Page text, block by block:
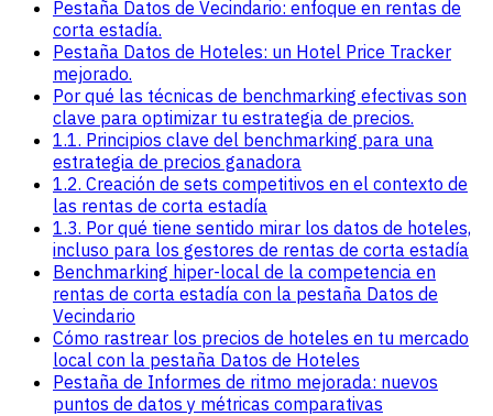
Pestaña Datos de Vecindario: enfoque en rentas de
corta estadía.
Pestaña Datos de Hoteles: un Hotel Price Tracker
mejorado.
Por qué las técnicas de benchmarking efectivas son
clave para optimizar tu estrategia de precios.
1.1. Principios clave del benchmarking para una
estrategia de precios ganadora
1.2. Creación de sets competitivos en el contexto de
las rentas de corta estadía
1.3. Por qué tiene sentido mirar los datos de hoteles,
incluso para los gestores de rentas de corta estadía
Benchmarking hiper-local de la competencia en
rentas de corta estadía con la pestaña Datos de
Vecindario
Cómo rastrear los precios de hoteles en tu mercado
local con la pestaña Datos de Hoteles
Pestaña de Informes de ritmo mejorada: nuevos
puntos de datos y métricas comparativas